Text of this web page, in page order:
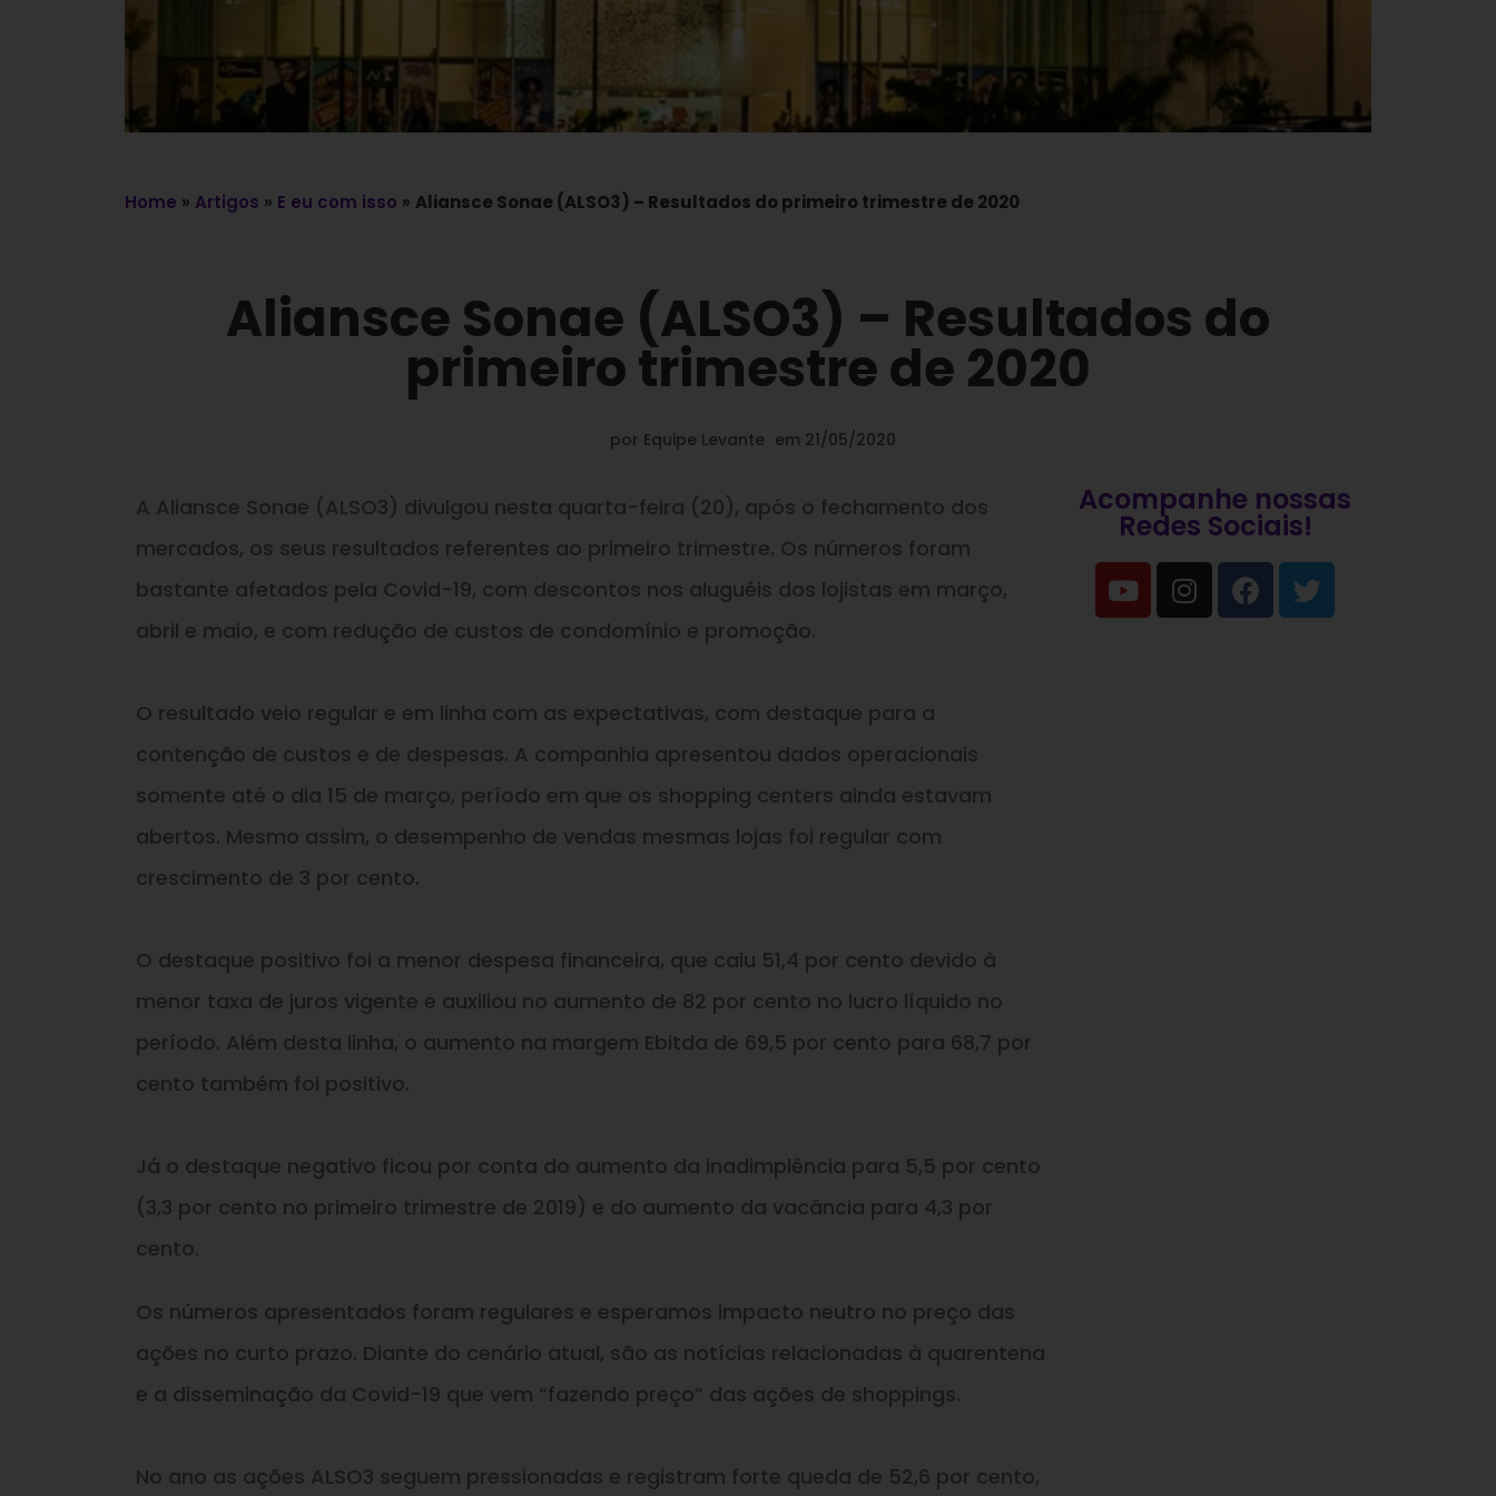
Home » Artigos » E eu com isso » Aliansce Sonae (ALSO3) – Resultados do primeiro trimestre de 2020
Aliansce Sonae (ALSO3) – Resultados do
primeiro trimestre de 2020
por Equipe Levante em 21/05/2020
A Aliansce Sonae (ALSO3) divulgou nesta quarta-feira (20), após o fechamento dos
mercados, os seus resultados referentes ao primeiro trimestre. Os números foram
bastante afetados pela Covid-19, com descontos nos aluguéis dos lojistas em março,
abril e maio, e com redução de custos de condomínio e promoção.
O resultado veio regular e em linha com as expectativas, com destaque para a
contenção de custos e de despesas. A companhia apresentou dados operacionais
somente até o dia 15 de março, período em que os shopping centers ainda estavam
abertos. Mesmo assim, o desempenho de vendas mesmas lojas foi regular com
crescimento de 3 por cento.
O destaque positivo foi a menor despesa financeira, que caiu 51,4 por cento devido à
menor taxa de juros vigente e auxiliou no aumento de 82 por cento no lucro líquido no
período. Além desta linha, o aumento na margem Ebitda de 69,5 por cento para 68,7 por
cento também foi positivo.
Já o destaque negativo ficou por conta do aumento da inadimplência para 5,5 por cento
(3,3 por cento no primeiro trimestre de 2019) e do aumento da vacância para 4,3 por
cento.
Os números apresentados foram regulares e esperamos impacto neutro no preço das
ações no curto prazo. Diante do cenário atual, são as notícias relacionadas à quarentena
e a disseminação da Covid-19 que vem “fazendo preço” das ações de shoppings.
No ano as ações ALSO3 seguem pressionadas e registram forte queda de 52,6 por cento,
Acompanhe nossas
Redes Sociais!